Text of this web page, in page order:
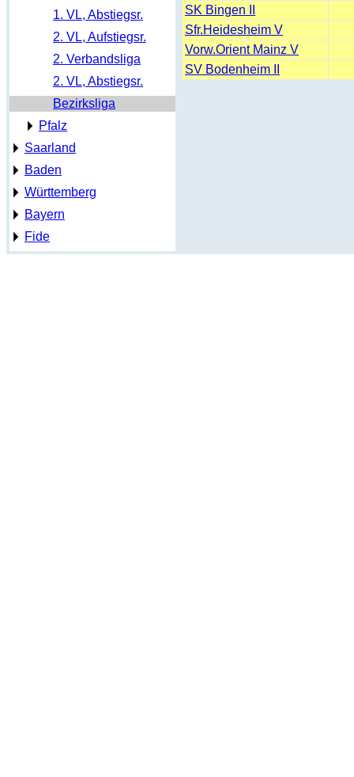
1. VL, Abstiegsr.
2. VL, Aufstiegsr.
2. Verbandsliga
2. VL, Abstiegsr.
Bezirksliga
Pfalz
Saarland
Baden
Württemberg
Bayern
Fide
SK Bingen II
Sfr.Heidesheim V
Vorw.Orient Mainz V
SV Bodenheim II